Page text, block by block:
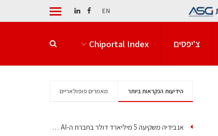
EN
צ'יפסים Chiportal Index
הידיעות הנקראות ביותר מאמרים פופולאריים
אנבידיה משקיעה 5 מיליארד דולר בחברת ה-AI של איליה סוצקבר